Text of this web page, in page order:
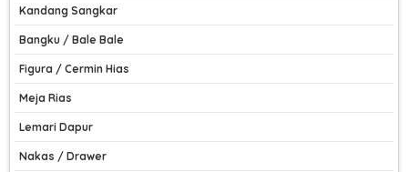
Kandang Sangkar
Bangku / Bale Bale
Figura / Cermin Hias
Meja Rias
Lemari Dapur
Nakas / Drawer